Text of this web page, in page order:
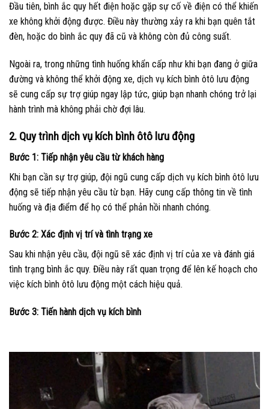
Đầu tiên, bình ắc quy hết điện hoặc gặp sự cố về điện có thể khiến
xe không khởi động được. Điều này thường xảy ra khi bạn quên tắt
đèn, hoặc do bình ắc quy đã cũ và không còn đủ công suất.
Ngoài ra, trong những tình huống khẩn cấp như khi bạn đang ở giữa
đường và không thể khởi động xe, dịch vụ kích bình ôtô lưu động
sẽ cung cấp sự trợ giúp ngay lập tức, giúp bạn nhanh chóng trở lại
hành trình mà không phải chờ đợi lâu.
2. Quy trình dịch vụ kích bình ôtô lưu động
Bước 1: Tiếp nhận yêu cầu từ khách hàng
Khi bạn cần sự trợ giúp, đội ngũ cung cấp dịch vụ kích bình ôtô lưu
động sẽ tiếp nhận yêu cầu từ bạn. Hãy cung cấp thông tin về tình
huống và địa điểm để họ có thể phản hồi nhanh chóng.
Bước 2: Xác định vị trí và tình trạng xe
Sau khi nhận yêu cầu, đội ngũ sẽ xác định vị trí của xe và đánh giá
tình trạng bình ắc quy. Điều này rất quan trọng để lên kế hoạch cho
việc kích bình ôtô lưu động một cách hiệu quả.
Bước 3: Tiến hành dịch vụ kích bình